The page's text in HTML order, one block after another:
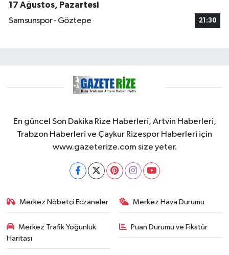
17 Ağustos, Pazartesi
Samsunspor - Göztepe
21:30
En güncel Son Dakika Rize Haberleri, Artvin Haberleri,
Trabzon Haberleri ve Çaykur Rizespor Haberleri için
www.gazeterize.com size yeter.
Merkez Nöbetçi Eczaneler Merkez Hava Durumu
Merkez Trafik Yoğunluk
Haritası
Puan Durumu ve Fikstür